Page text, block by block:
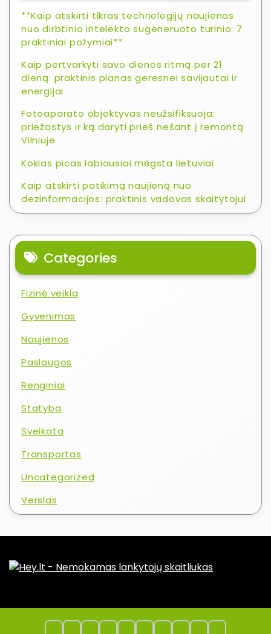
**Kaip atskirti tikras technologijų naujienas
nuo dirbtinio intelekto sugeneruoto turinio: 7
praktiniai požymiai**
Kaip pertvarkyti savo dienos ritmą per 21
dieną: praktinis planas geresnei savijautai ir
energijai
Fotoaparato objektyvas neužsifiksuoja:
priežastys ir ką daryti prieš nešant į remontą
Vilniuje
Kokias picas labiausiai mėgsta lietuviai
Kaip atskirti patikimą naujieną nuo
dezinformacijos: praktinis vadovas skaitytojui
Categories
Fizinė veikla
Gyvenimas
Naujienos
Paslaugos
Renginiai
Statyba
Sveikata
Transportas
Uncategorized
Verslas